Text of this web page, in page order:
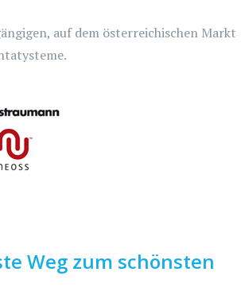
auf dem österreichischen Markt
Weg zum schönsten